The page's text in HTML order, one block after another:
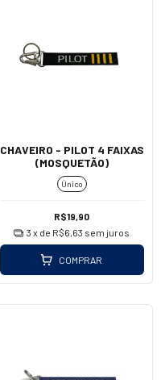
CHAVEIRO - PILOT 4 FAIXAS
(MOSQUETÃO)
Único
R$19,90
3 x de R$6,63 sem juros
COMPRAR